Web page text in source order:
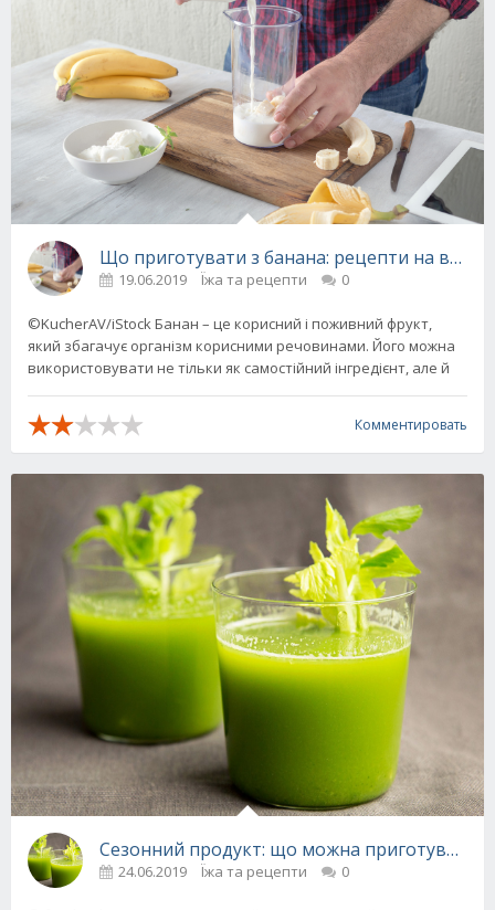
Що приготувати з банана: рецепти на всі
19.06.2019 Їжа та рецепти 0
©KucherAV/iStock Банан – це корисний і поживний фрукт,
який збагачує організм корисними речовинами. Його можна
використовувати не тільки як самостійний інгредієнт, але й
Комментировать
Сезонний продукт: що можна приготувати з
24.06.2019 Їжа та рецепти 0